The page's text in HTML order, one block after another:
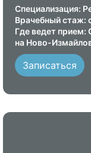
Специализация:
Врачебный стаж:
Где ведет прием:
на Ново-
Записаться